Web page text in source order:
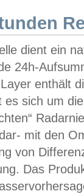
dient ein
24h-
enthält
es sich um
mit den
von
Das